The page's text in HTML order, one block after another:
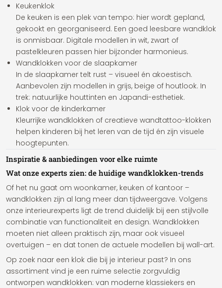
Keukenklok
De keuken is een plek van tempo: hier wordt gepland,
gekookt en georganiseerd. Een goed leesbare wandklok
is onmisbaar. Digitale modellen in wit, zwart of
pastelkleuren passen hier bijzonder harmonieus.
Wandklokken voor de slaapkamer
In de slaapkamer telt rust – visueel én akoestisch.
Aanbevolen zijn modellen in grijs, beige of houtlook. In
trek: natuurlijke houttinten en Japandi-esthetiek.
Klok voor de kinderkamer
Kleurrijke wandklokken of creatieve wandtattoo-klokken
helpen kinderen bij het leren van de tijd én zijn visuele
hoogtepunten.
Inspiratie & aanbiedingen voor elke ruimte
Wat onze experts zien: de huidige wandklokken-trends
Of het nu gaat om woonkamer, keuken of kantoor –
wandklokken zijn al lang meer dan tijdweergave. Volgens
onze interieurexperts ligt de trend duidelijk bij een stijlvolle
combinatie van functionaliteit en design. Wandklokken
moeten niet alleen praktisch zijn, maar ook visueel
overtuigen – en dat tonen de actuele modellen bij wall-art.
Op zoek naar een klok die bij je interieur past? In ons
assortiment vind je een ruime selectie zorgvuldig
ontworpen wandklokken: van moderne klassiekers en